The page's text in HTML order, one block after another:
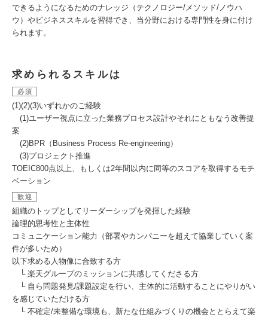
できるようになるためのナレッジ（テクノロジー/メソッド/ノウハ
ウ）やビジネススキルを習得でき、当分野における専門性を身に付け
られます。
求められるスキルは
必須
(1)(2)(3)いずれかのご経験
(1)ユーザー視点に立った業務プロセス設計やそれにともなう改善提
案
(2)BPR（Business Process Re-engineering）
(3)プロジェクト推進
TOEIC800点以上、もしくは2年間以内に同等のスコアを取得するモチ
ベーション
歓迎
組織のトップとしてリーダーシップを発揮した経験
論理的思考性と主体性
コミュニケーション能力（部署やカンパニーを超えて協業していく案
件が多いため）
以下求める人物像に合致する方
└ 楽天グループのミッションに共感してくださる方
└ 自ら問題発見/課題設定を行い、主体的に活動することにやりがい
を感じていただける方
└ 不確定/未整備な環境も、新たな仕組みづくりの機会ととらえて楽